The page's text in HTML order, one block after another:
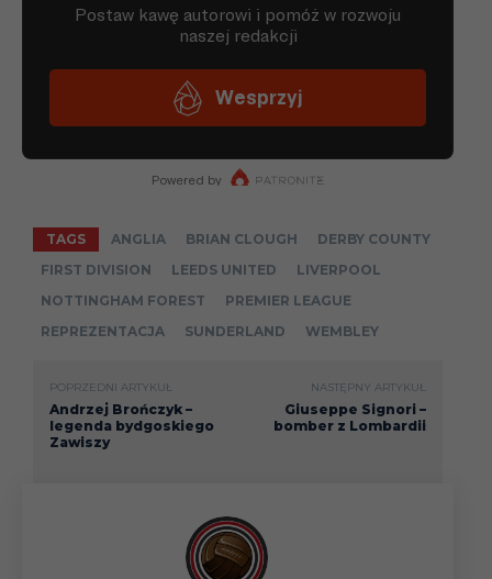
TAGS ANGLIA BRIAN CLOUGH
DERBY COUNTY
FIRST DIVISION
LEEDS UNITED
LIVERPOOL
NOTTINGHAM FOREST
PREMIER LEAGUE
REPREZENTACJA
SUNDERLAND WEMBLEY
POPRZEDNI ARTYKUŁ
Andrzej Brończyk –
legenda bydgoskiego
Zawiszy
NASTĘPNY ARTYKUŁ
Giuseppe Signori –
bomber z Lombardii